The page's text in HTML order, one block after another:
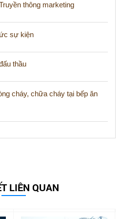
thông marketing
sự kiện
thầu
cháy, chữa cháy tại bếp ăn
LIÊN QUAN